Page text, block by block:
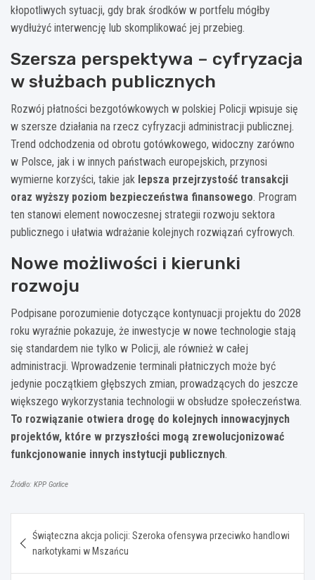
kłopotliwych sytuacji, gdy brak środków w portfelu mógłby
wydłużyć interwencję lub skomplikować jej przebieg.
Szersza perspektywa – cyfryzacja
w służbach publicznych
Rozwój płatności bezgotówkowych w polskiej Policji wpisuje się
w szersze działania na rzecz cyfryzacji administracji publicznej.
Trend odchodzenia od obrotu gotówkowego, widoczny zarówno
w Polsce, jak i w innych państwach europejskich, przynosi
wymierne korzyści, takie jak lepsza przejrzystość transakcji
oraz wyższy poziom bezpieczeństwa finansowego. Program
ten stanowi element nowoczesnej strategii rozwoju sektora
publicznego i ułatwia wdrażanie kolejnych rozwiązań cyfrowych.
Nowe możliwości i kierunki
rozwoju
Podpisane porozumienie dotyczące kontynuacji projektu do 2028
roku wyraźnie pokazuje, że inwestycje w nowe technologie stają
się standardem nie tylko w Policji, ale również w całej
administracji. Wprowadzenie terminali płatniczych może być
jedynie początkiem głębszych zmian, prowadzących do jeszcze
większego wykorzystania technologii w obsłudze społeczeństwa.
To rozwiązanie otwiera drogę do kolejnych innowacyjnych
projektów, które w przyszłości mogą zrewolucjonizować
funkcjonowanie innych instytucji publicznych.
Źródło: KPP Gorlice
wpisu
Świąteczna akcja policji: Szeroka ofensywa przeciwko handlowi
narkotykami w Mszańcu